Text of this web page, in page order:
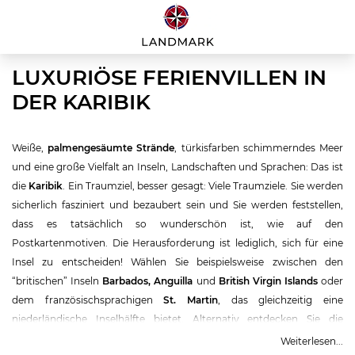
LUXURIÖSE FERIENVILLEN IN
DER KARIBIK
Weiße, palmengesäumte Strände, türkisfarben schimmerndes Meer
und eine große Vielfalt an Inseln, Landschaften und Sprachen: Das ist
die Karibik. Ein Traumziel, besser gesagt: Viele Traumziele. Sie werden
sicherlich fasziniert und bezaubert sein und Sie werden feststellen,
dass es tatsächlich so wunderschön ist, wie auf den
Postkartenmotiven. Die Herausforderung ist lediglich, sich für eine
Insel zu entscheiden! Wählen Sie beispielsweise zwischen den
“britischen” Inseln Barbados,Anguilla und British Virgin Islandsoder
dem französischsprachigenSt. Martin, das gleichzeitig eine
niederländische Inselhälfte bietet. Alternativ entdecken Sie die
exklusiven Inseln der internationalen Prominenz, wie zum BeispielSt.
Weiterlesen...